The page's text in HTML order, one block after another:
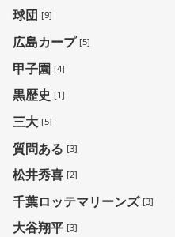
球団 [9]
広島カープ [5]
甲子園 [4]
黒歴史 [1]
三大 [5]
質問ある [3]
松井秀喜 [2]
千葉ロッテマリーンズ [3]
大谷翔平 [3]